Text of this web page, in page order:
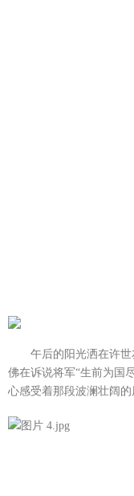
午后的阳光洒在许世
佛在诉说将军“生前为国
心感受着那段波澜壮阔